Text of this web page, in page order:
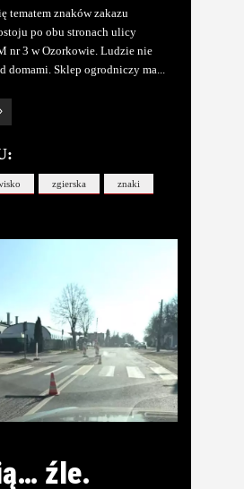
tematem znaków zakazu
po obu stronach ulicy
nr 3 w Ozorkowie. Ludzie nie
domami. Sklep ogrodniczy ma
zgierska znaki
źle.